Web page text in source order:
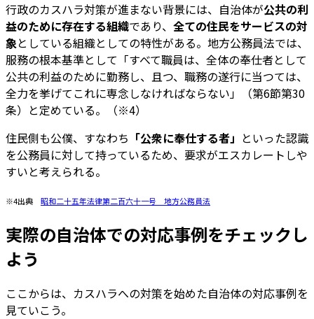
行政のカスハラ対策が進まない背景には、自治体が公共の利
益のために存在する組織であり、 全ての住民をサービスの対
象としている組織としての特性がある。地方公務員法では、
服務の根本基準として「すべて職員は、全体の奉仕者として
公共の利益のために勤務し、且つ、職務の遂行に当つては、
全力を挙げてこれに専念しなければならない」（第6節第30
条）と定めている。（※4）
住民側も公僕、すなわち 「公衆に奉仕する者」 といった認識
を公務員に対して持っているため、要求がエスカレートしや
すいと考えられる。
※4出典 昭和二十五年法律第二百六十一号 地方公務員法
実際の自治体での対応事例をチェックし
よう
ここからは、カスハラへの対策を始めた自治体の対応事例を
見ていこう。